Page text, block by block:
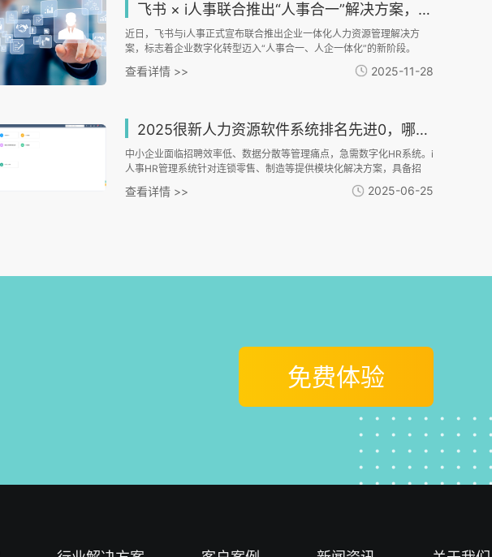
飞书 × i人事联合推出“人事合一”解决方案，助力企业数字化转型
近日，飞书与i人事正式宣布联合推出企业一体化人力资源管理解决方
案，标志着企业数字化转型迈入“人事合一、人企一体化”的新阶段。
查看详情 >> 2025-11-28
2025很新人力资源软件系统排名先进0，哪款适合中小企业？
中小企业面临招聘效率低、数据分散等管理痛点，急需数字化HR系统。i
人事HR管理系统针对连锁零售、制造等提供模块化解决方案，具备招
聘、灵活考勤、自动薪酬核算等核心功能，支持多场景适配和低成本部
署。其化设计能有效解决中小企业跨区域管理、数据整合等难题，通过
查看详情 >> 2025-06-25
免费体验